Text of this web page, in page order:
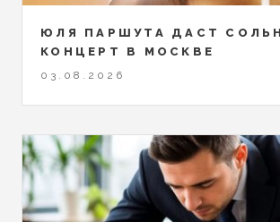
ЮЛЯ ПАРШУТА ДАСТ
КОНЦЕРТ В МОСКВЕ
03.08.2026